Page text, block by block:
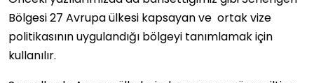
Bölgesi 27 Avrupa ülkesi kapsayan ve ortak vize
politikasının uygulandığı bölgeyi tanımlamak için
kullanılır.